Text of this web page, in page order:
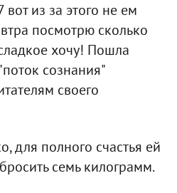
вот из за этого не ем
посмотрю сколько
хочу! Пошла
сознания"
своего
для полного счастья ей
семь килограмм.